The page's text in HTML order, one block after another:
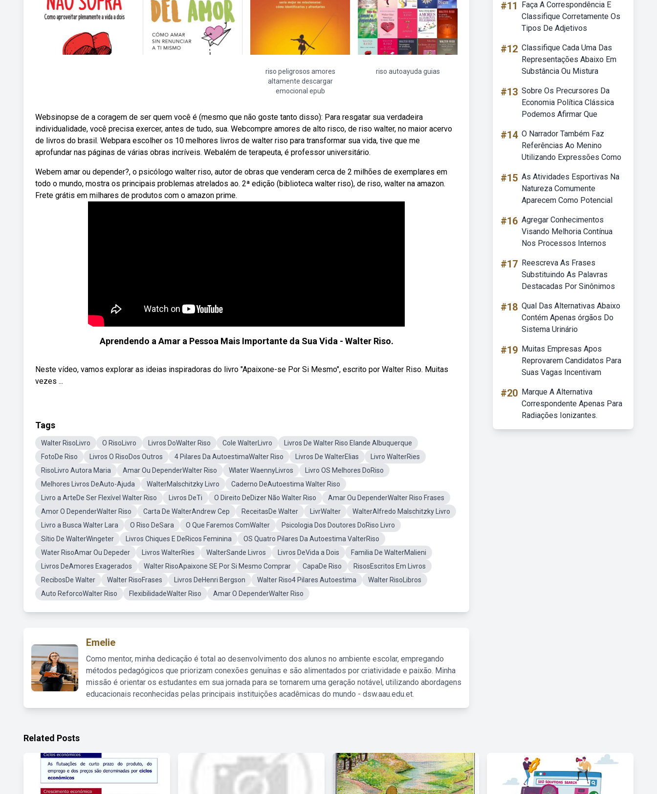
riso peligrosos amores
altamente descargar
emocional epub
riso autoayuda guias
Websinopse de a coragem de ser quem você é (mesmo que não goste tanto disso): Para resgatar sua verdadeira
individualidade, você precisa exercer, antes de tudo, sua. Webcompre amores de alto risco, de riso walter, no maior acervo
de livros do brasil. Webpara escolher os 10 melhores livros de walter riso para transformar sua vida, tive que me
aprofundar nas páginas de várias obras incríveis. Webalém de terapeuta, é professor universitário.
Webem amar ou depender?, o psicólogo walter riso, autor de obras que venderam cerca de 2 milhões de exemplares em
todo o mundo, mostra os principais problemas atrelados ao. 2ª edição (biblioteca walter riso), de riso, walter na amazon.
Frete grátis em milhares de produtos com o amazon prime.
Aprendendo a Amar a Pessoa Mais Importante da Sua Vida - Walter Riso.
Neste vídeo, vamos explorar as ideias inspiradoras do livro "Apaixone-se Por Si Mesmo", escrito por Walter Riso. Muitas
vezes ...
Tags
Walter RisoLivro O RisoLivro Livros DoWalter Riso Cole WalterLivro
Livros De Walter Riso EIande Albuquerque
FotoDe Riso
Livros O RisoDos Outros 4 Pilares Da AutoestimaWalter Riso Livros De WalterElias
Livro WalterRies
RisoLivro Autora Maria
Amar Ou DependerWalter Riso Wlater WaennyLivros
Livro OS Melhores DoRiso
Melhores Livros DeAuto-Ajuda
WalterMalschitzky Livro
Caderno DeAutoestima Walter Riso
Livro a ArteDe Ser Flexível Walter Riso
Livros DeTi O Direito DeDizer Não Walter Riso
Amar Ou DependerWalter Riso Frases
Amor O DependerWalter Riso
Carta De WalterAndrew Cep ReceitasDe Walter LivrWalter
WalterAlfredo Malschitzky Livro
Livro a Busca Walter Lara
O Riso DeSara O Que Faremos ComWalter
Psicologia Dos Doutores DoRiso Livro
Sítio De WalterWingeter
Livros Chiques E DeRicos Feminina
OS Quatro Pilares Da Autoestima ValterRiso
Water RisoAmar Ou Depeder
Livros WalterRies WalterSande Livros Livros DeVida a Dois
Familia De WalterMalieni
Livros DeAmores Exagerados
Walter RisoApaixone SE Por Si Mesmo Comprar CapaDe Riso
RisosEscritos Em Livros
RecibosDe Walter
Walter RisoFrases Livros DeHenri Bergson Walter Riso4 Pilares Autoestima
Walter RisoLibros
Auto ReforcoWalter Riso
FlexibilidadeWalter Riso Amar O DependerWalter Riso
Emelie
Como mentor, minha dedicação é total ao desenvolvimento dos alunos no ambiente escolar, empregando
métodos pedagógicos que priorizam conexões genuínas e são alimentados por criatividade e paixão. Minha
missão é orientar os estudantes em sua jornada para se tornarem uma geração notável, utilizando abordagens
educacionais reconhecidas pelas principais instituições acadêmicas do mundo - dsw.aau.edu.et.
#11
Faça A Correspondência E
Classifique Corretamente Os
Tipos De Adjetivos
#12 Classifique Cada Uma Das
Representações Abaixo Em
Substância Ou Mistura
#13 Sobre Os Precursores Da
Economia Política Clássica
Podemos Afirmar Que
#14 O Narrador Também Faz
Referências Ao Menino
Utilizando Expressões Como
#15 As Atividades Esportivas Na
Natureza Comumente
Aparecem Como Potencial
#16 Agregar Conhecimentos
Visando Melhoria Contínua
Nos Processos Internos
#17 Reescreva As Frases
Substituindo As Palavras
Destacadas Por Sinônimos
#18 Qual Das Alternativas Abaixo
Contém Apenas órgãos Do
Sistema Urinário
#19 Muitas Empresas Apos
Reprovarem Candidatos Para
Suas Vagas Incentivam
#20 Marque A Alternativa
Correspondente Apenas Para
Radiações Ionizantes.
Related Posts